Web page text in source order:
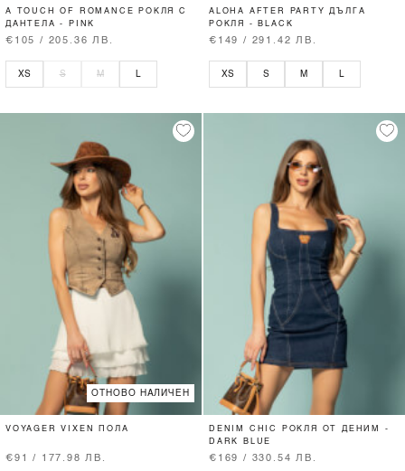
A TOUCH OF ROMANCE РОКЛЯ С
ДАНТЕЛА - PINK
€105 / 205.36 ЛВ.
XS S M
ALOHA AFTER PARTY ДЪЛГА
РОКЛЯ - BLACK
€149 / 291.42 ЛВ.
XS S M
ОТНОВО НАЛИЧЕН
VOYAGER VIXEN ПОЛА
€91 / 177.98 ЛВ.
DENIM CHIC РОКЛЯ ОТ ДЕНИМ -
DARK BLUE
€169 / 330.54 ЛВ.